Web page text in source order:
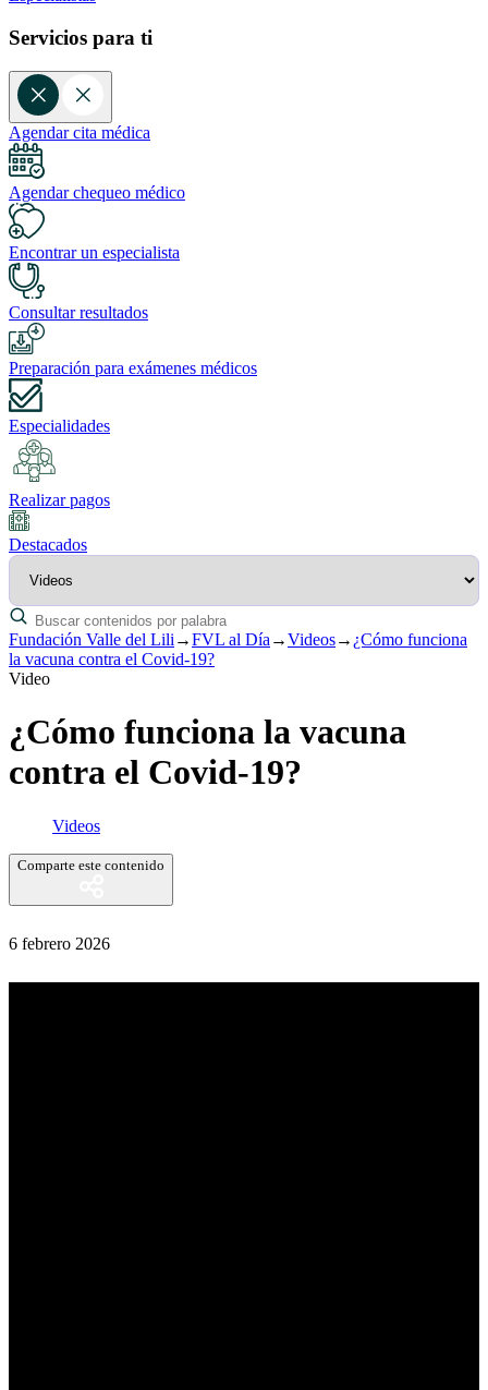
Servicios para ti
Agendar cita médica
Agendar chequeo médico
Encontrar un especialista
Consultar resultados
Preparación para exámenes médicos
Especialidades
Realizar pagos
Destacados
Fundación Valle del Lili →FVL al Día →Videos→ ¿Cómo funciona
la vacuna contra el Covid-19?
Video
¿Cómo funciona la vacuna
contra el Covid-19?
Videos
Comparte este contenido
6 febrero 2026